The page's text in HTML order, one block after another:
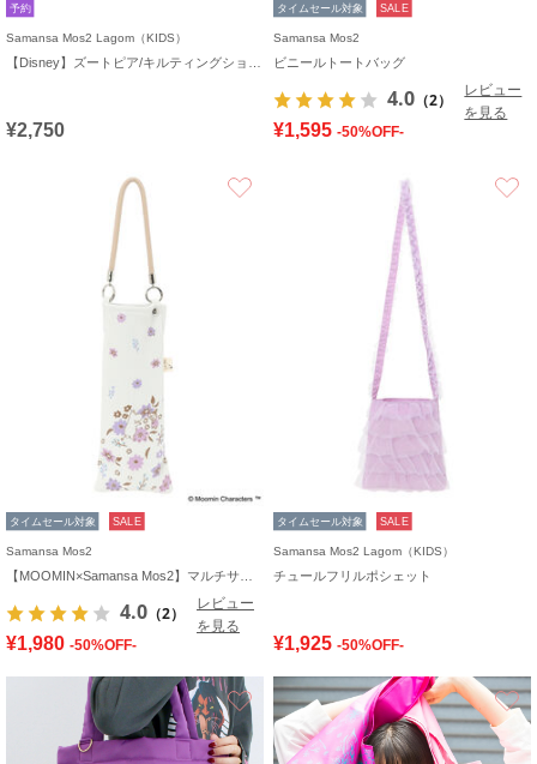
予約
Samansa Mos2 Lagom（KIDS）
¥2,750
タイムセール対象 SALE
Samansa Mos2
ビニールトートバッグ
4.0 （2）
レビュー
を見る
¥1,595 -50%OFF-
タイムセール対象 SALE
Samansa Mos2
4.0 （2）
レビュー
を見る
¥1,980 -50%OFF-
タイムセール対象 SALE
Samansa Mos2 Lagom（KIDS）
チュールフリルポシェット
¥1,925 -50%OFF-
お気に入り